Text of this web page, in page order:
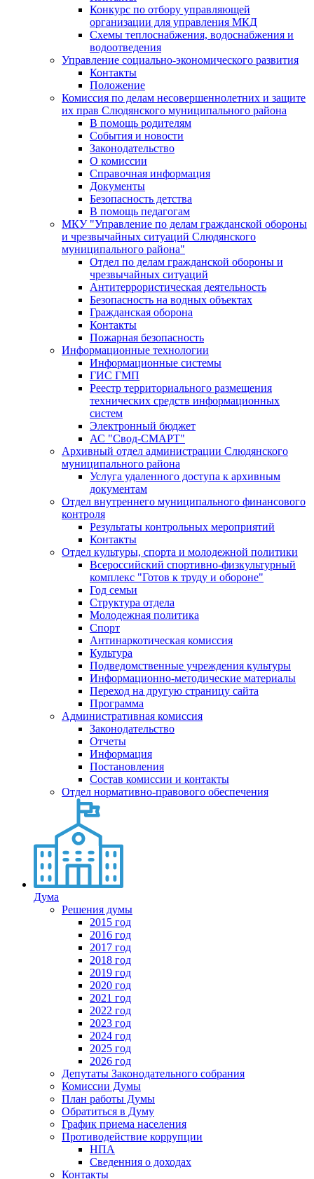
Конкурс по отбору управляющей
организации для управления МКД
Схемы теплоснабжения, водоснабжения и
водоотведения
Управление социально-экономического развития
Контакты
Положение
Комиссия по делам несовершеннолетних и защите
их прав Слюдянского муниципального района
В помощь родителям
События и новости
Законодательство
О комиссии
Справочная информация
Документы
Безопасность детства
В помощь педагогам
МКУ "Управление по делам гражданской обороны
и чрезвычайных ситуаций Слюдянского
муниципального района"
Отдел по делам гражданской обороны и
чрезвычайных ситуаций
Антитеррористическая деятельность
Безопасность на водных объектах
Гражданская оборона
Контакты
Пожарная безопасность
Информационные технологии
Информационные системы
ГИС ГМП
Реестр территориального размещения
технических средств информационных
систем
Электронный бюджет
АС "Свод-СМАРТ"
Архивный отдел администрации Слюдянского
муниципального района
Услуга удаленного доступа к архивным
документам
Отдел внутреннего муниципального финансового
контроля
Результаты контрольных мероприятий
Контакты
Отдел культуры, спорта и молодежной политики
Всероссийский спортивно-физкультурный
комплекс "Готов к труду и обороне"
Год семьи
Структура отдела
Молодежная политика
Спорт
Антинаркотическая комиссия
Культура
Подведомственные учреждения культуры
Информационно-методические материалы
Переход на другую страницу сайта
Программа
Административная комиссия
Законодательство
Отчеты
Информация
Постановления
Состав комиссии и контакты
Отдел нормативно-правового обеспечения
Дума
Решения думы
2015 год
2016 год
2017 год
2018 год
2019 год
2020 год
2021 год
2022 год
2023 год
2024 год
2025 год
2026 год
Депутаты Законодательного собрания
Комиссии Думы
План работы Думы
Обратиться в Думу
График приема населения
Противодействие коррупции
НПА
Сведенния о доходах
Контакты